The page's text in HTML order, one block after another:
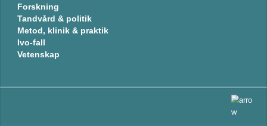
Forskning
Tandvård & politik
Metod, klinik & praktik
Ivo-fall
Vetenskap